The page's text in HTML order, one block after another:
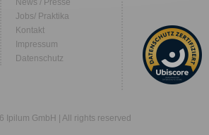
News / Presse
Jobs/ Praktika
Kontakt
Impressum
Datenschutz
Ipilum GmbH | All rights reserved